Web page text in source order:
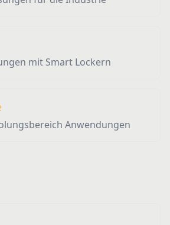
mit Smart Lockern
Anwendungen